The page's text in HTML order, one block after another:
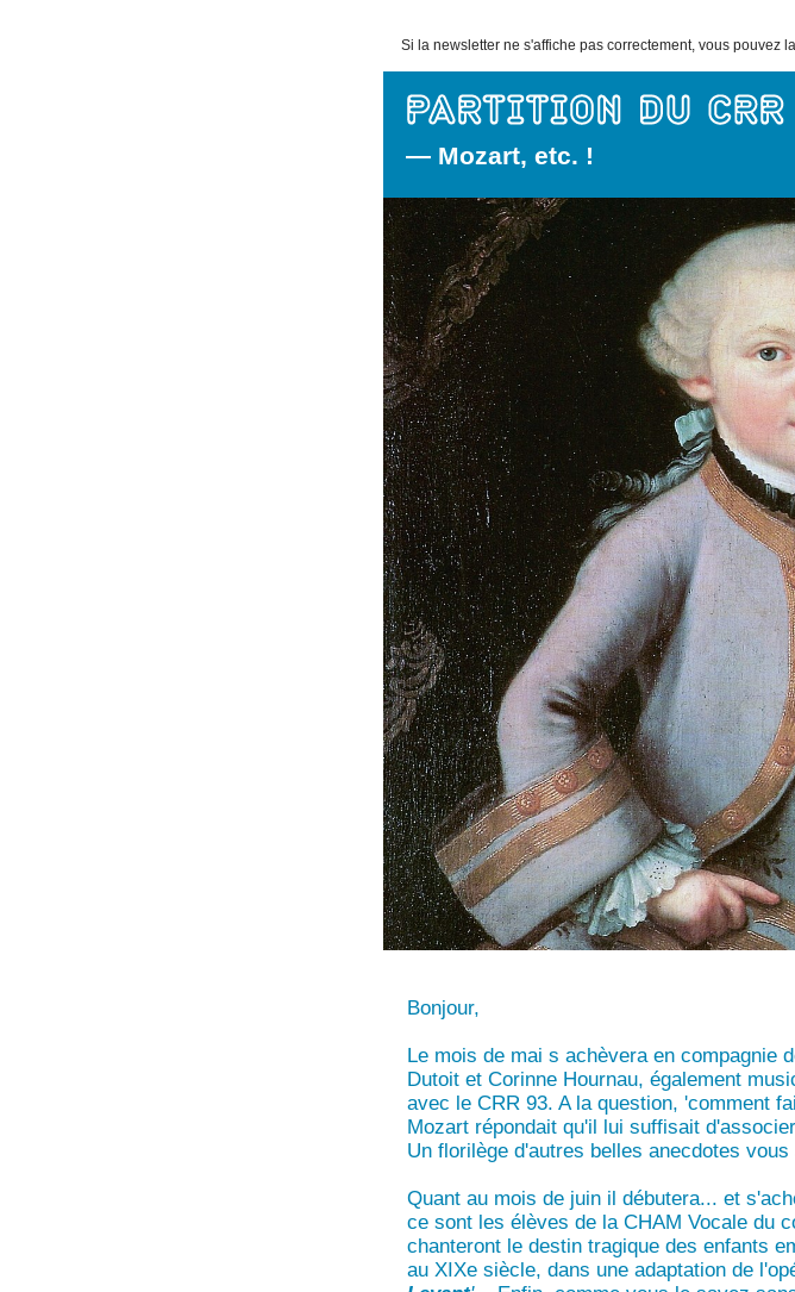
Si la newsletter ne s'affiche pas correctement, vous pouvez
— Mozart, etc. !
Bonjour,
Le mois de mai s achèvera en compagnie
Dutoit et Corinne Hournau, également
avec le CRR 93. A la question, 'comment
Mozart répondait qu'il lui suffisait
Un florilège d'autres belles anecdotes
Quant au mois de juin il débutera... et
ce sont les élèves de la CHAM Vocale du
chanteront le destin tragique des enfants
au XIXe siècle, dans une adaptation de